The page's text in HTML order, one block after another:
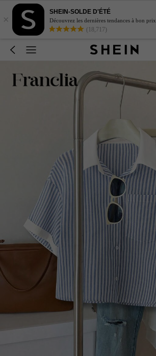
×
SHEIN-SOLDE D'ÉTÉ
Découvrez les dernières tendances à bon prix.
(18,717)